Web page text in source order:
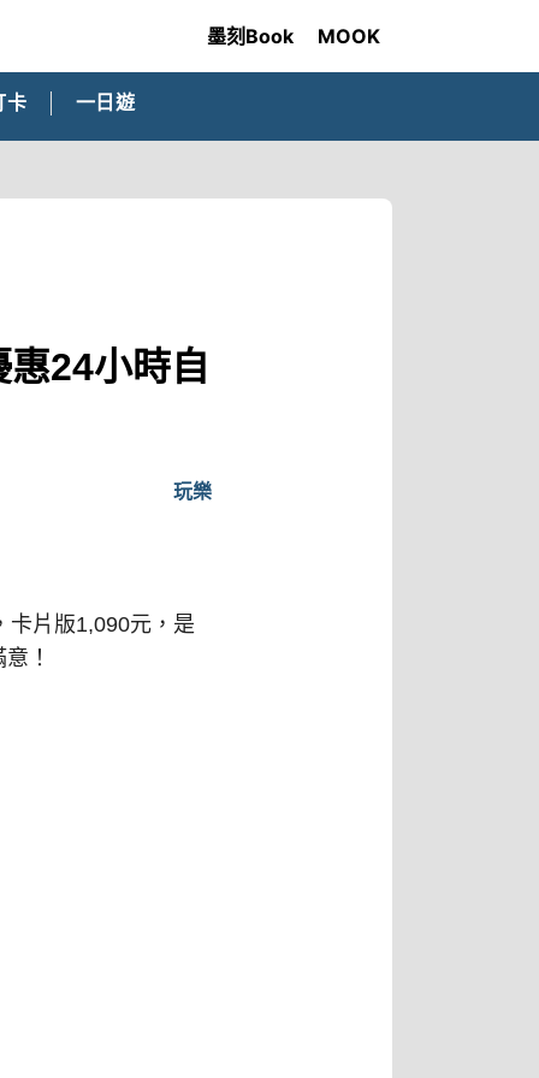
墨刻Book MOOK
卡 一日遊
24小時自
玩樂
卡片版1,090元，是
！